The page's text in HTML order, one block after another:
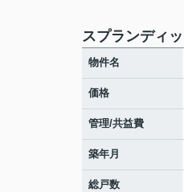
スプランディ
物件名
価格
管理/共益費
築年月
総戸数